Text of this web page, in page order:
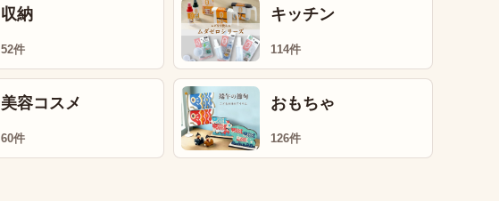
収納
52件
キッチン
114件
美容コスメ
60件
おもちゃ
126件